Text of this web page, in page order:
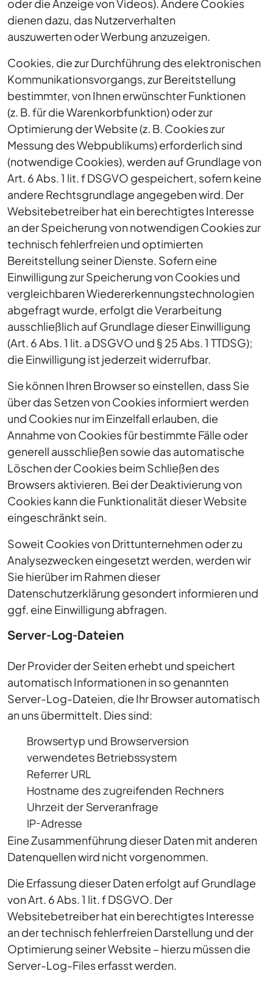
oder die Anzeige von Videos). Andere Cookies
dienen dazu, das Nutzerverhalten
auszuwerten oder Werbung anzuzeigen.
Cookies, die zur Durchführung des elektronischen
Kommunikationsvorgangs, zur Bereitstellung
bestimmter, von Ihnen erwünschter Funktionen
(z. B. für die Warenkorbfunktion) oder zur
Optimierung der Website (z. B. Cookies zur
Messung des Webpublikums) erforderlich sind
(notwendige Cookies), werden auf Grundlage von
Art. 6 Abs. 1 lit. f DSGVO gespeichert, sofern keine
andere Rechtsgrundlage angegeben wird. Der
Websitebetreiber hat ein berechtigtes Interesse
an der Speicherung von notwendigen Cookies zur
technisch fehlerfreien und optimierten
Bereitstellung seiner Dienste. Sofern eine
Einwilligung zur Speicherung von Cookies und
vergleichbaren Wiedererkennungstechnologien
abgefragt wurde, erfolgt die Verarbeitung
ausschließlich auf Grundlage dieser Einwilligung
(Art. 6 Abs. 1 lit. a DSGVO und § 25 Abs. 1 TTDSG);
die Einwilligung ist jederzeit widerrufbar.
Sie können Ihren Browser so einstellen, dass Sie
über das Setzen von Cookies informiert werden
und Cookies nur im Einzelfall erlauben, die
Annahme von Cookies für bestimmte Fälle oder
generell ausschließen sowie das automatische
Löschen der Cookies beim Schließen des
Browsers aktivieren. Bei der Deaktivierung von
Cookies kann die Funktionalität dieser Website
eingeschränkt sein.
Soweit Cookies von Drittunternehmen oder zu
Analysezwecken eingesetzt werden, werden wir
Sie hierüber im Rahmen dieser
Datenschutzerklärung gesondert informieren und
ggf. eine Einwilligung abfragen.
Server-Log-Dateien
Der Provider der Seiten erhebt und speichert
automatisch Informationen in so genannten
Server-Log-Dateien, die Ihr Browser automatisch
an uns übermittelt. Dies sind:
Browsertyp und Browserversion
verwendetes Betriebssystem
Referrer URL
Hostname des zugreifenden Rechners
Uhrzeit der Serveranfrage
IP-Adresse
Eine Zusammenführung dieser Daten mit anderen
Datenquellen wird nicht vorgenommen.
Die Erfassung dieser Daten erfolgt auf Grundlage
von Art. 6 Abs. 1 lit. f DSGVO. Der
Websitebetreiber hat ein berechtigtes Interesse
an der technisch fehlerfreien Darstellung und der
Optimierung seiner Website – hierzu müssen die
Server-Log-Files erfasst werden.